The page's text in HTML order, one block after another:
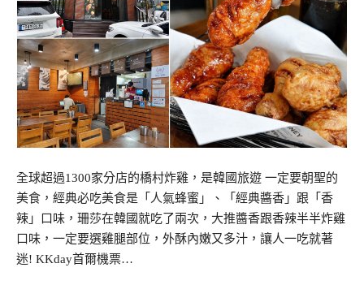
全球超過1300家分店的橋村炸雞，是韓國旅遊 一定要朝聖的
美食，經典必吃美食是「人氣蜂蜜」、「經典醬香」跟「香
辣」口味，珊莎在韓國就吃了兩次，大推醬香跟香辣半半炸雞
口味，一定要選雞腿部位，外酥內嫩又多汁，讓人一吃就著
迷! KKday首爾機票…